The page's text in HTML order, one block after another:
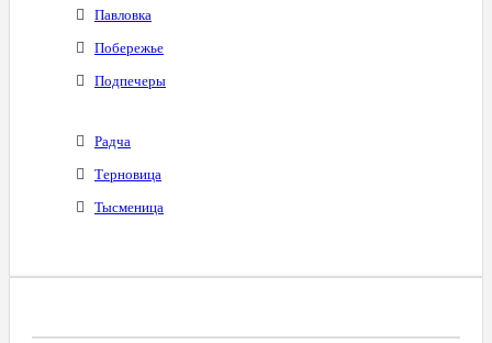
Павловка
Побережье
Подпечеры
Радча
Терновица
Тысменица